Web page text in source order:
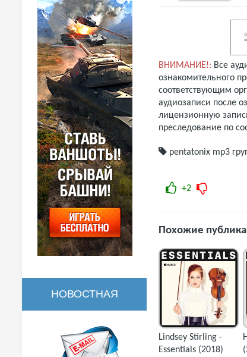
НОВОСТНАЯ
РАССЫЛКА
ВНИМАНИЕ!: Все
ознакомительного
соответствующим
аудиозаписи после
лицензионную
преследование по
pentatonix mp3
+2
Похожие
Lindsey Stirling -
Essentials (2018)